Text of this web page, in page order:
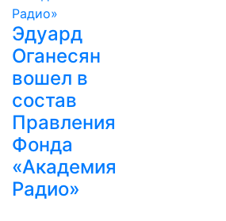
Эдуард
Оганесян
вошел в
состав
Правления
Фонда
«Академия
Радио»